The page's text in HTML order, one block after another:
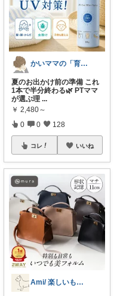
かいママの「育ちラボ」
夏のお出かけ前の準備 これ
1本で半分終わる🌿 PTママ
が選ぶ理 ...
￥ 2,480～
0 0 128
コレ いいね
Ami/ 楽しいもの美味しいもの